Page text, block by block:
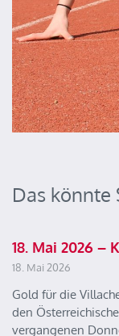
Das könnte
18. Mai 2026 –
18. Mai 2026
Gold für die
den
vergangenen